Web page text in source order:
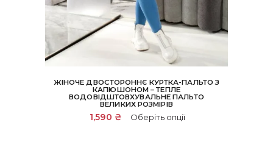
ЖІНОЧЕ ДВОСТОРОННЄ КУРТКА-ПАЛЬТО З
КАПЮШОНОМ – ТЕПЛЕ
ВОДОВІДШТОВХУВАЛЬНЕ ПАЛЬТО
ВЕЛИКИХ РОЗМІРІВ
1,590 ₴ Оберіть опції